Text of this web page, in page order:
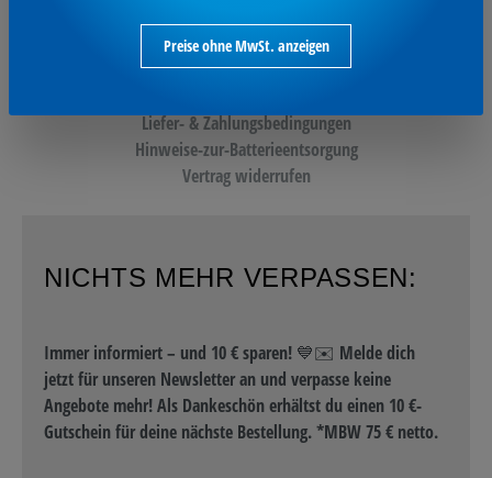
AGB
Impressum
Liefer- & Zahlungsbedingungen
Hinweise-zur-Batterieentsorgung
Vertrag widerrufen
NICHTS MEHR VERPASSEN:
Immer informiert – und 10 € sparen! 💙✉️ Melde dich
jetzt für unseren Newsletter an und verpasse keine
Angebote mehr! Als Dankeschön erhältst du einen 10 €-
Gutschein für deine nächste Bestellung. *MBW 75 € netto.
Preise ohne MwSt. anzeigen